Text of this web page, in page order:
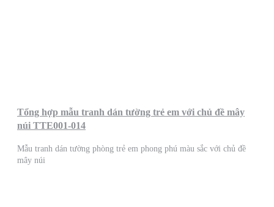
Tổng hợp mẫu tranh dán tường trẻ em với chủ đề mây
núi TTE001-014
Mẫu tranh dán tường phòng trẻ em phong phú màu sắc với chủ đề
mây núi